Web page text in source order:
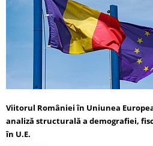
Viitorul României în Uniunea
analiză structurală a demografiei,
în U.E.